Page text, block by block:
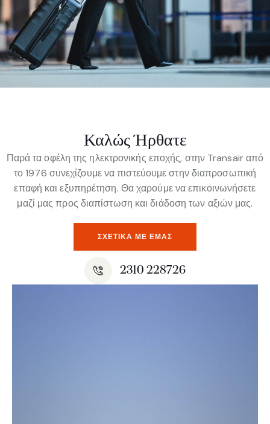
Καλώς Ήρθατε
Παρά τα οφέλη της ηλεκτρονικής εποχής, στην Transair από
το 1976 συνεχίζουμε να πιστεύουμε στην διαπροσωπική
επαφή και εξυπηρέτηση. Θα χαρούμε να επικοινωνήσετε
μαζί μας προς διαπίστωση και διάδοση των αξιών μας.
ΣΧΕΤΙΚΆ ΜΕ ΕΜΆΣ
2310 228726